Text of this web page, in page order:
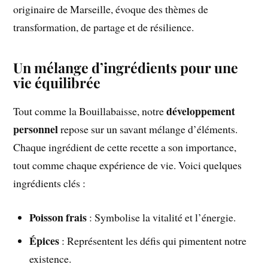
originaire de Marseille, évoque des thèmes de
transformation, de partage et de résilience.
Un mélange d’ingrédients pour une
vie équilibrée
Tout comme la Bouillabaisse, notredéveloppement
personnelrepose sur un savant mélange d’éléments.
Chaque ingrédient de cette recette a son importance,
tout comme chaque expérience de vie. Voici quelques
ingrédients clés :
Poisson frais : Symbolise la vitalité et l’énergie.
Épices : Représentent les défis qui pimentent notre
existence.